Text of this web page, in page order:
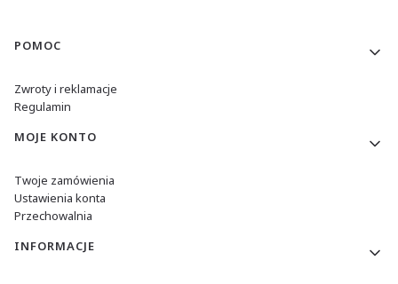
Linki w stopce
POMOC
Zwroty i reklamacje
Regulamin
MOJE KONTO
Twoje zamówienia
Ustawienia konta
Przechowalnia
INFORMACJE